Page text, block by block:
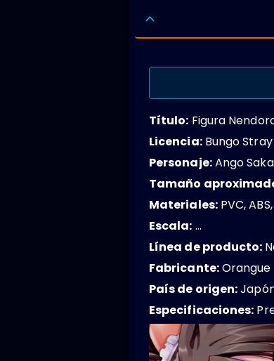
Título: Figura
Licencia:Bungo Stray
Personaje:Ango
Tamaño
Materiales:PVC,
Escala: …
Línea de producto:
Fabricante:Orangue
País de origen:
Especificaciones: